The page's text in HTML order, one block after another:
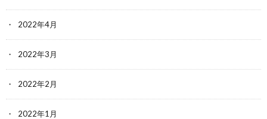
2022年4月
2022年3月
2022年2月
2022年1月